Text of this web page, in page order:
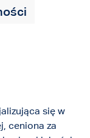
się w
ceniona za